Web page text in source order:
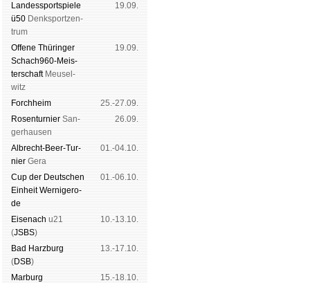
Landes­sport­spiele
ü50 Denk­sport­zen­
trum
19.09.
Offene Thü­rin­ger
Schach960-Meis­
ter­schaftMeu­sel­
witz
19.09.
Forch­heim
25.-27.09.
Rosen­tur­nier San­
ger­hau­sen
26.09.
Albrecht-Beer-Tur­
nier Ge­ra
01.-04.10.
Cup der Deut­schen
Ein­heit Wer­ni­ge­ro­
de
01.-06.10.
Eise­nach u21
(JSBS)
10.-13.10.
Bad Harz­burg
(DSB)
13.-17.10.
Mar­burg
15.-18.10.